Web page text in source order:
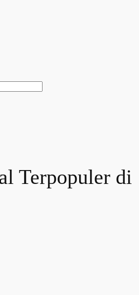
Terpopuler di